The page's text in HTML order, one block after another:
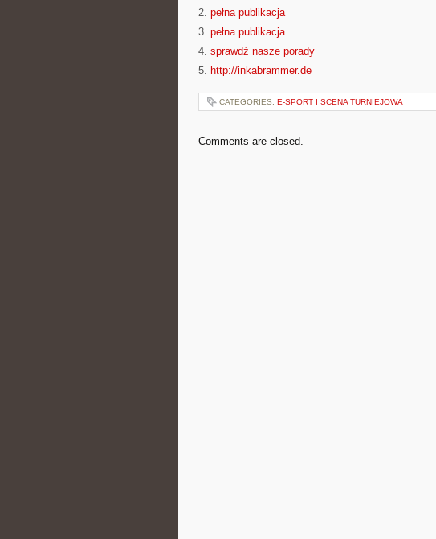
2. pełna publikacja
3. pełna publikacja
4. sprawdź nasze porady
5. http://inkabrammer.de
CATEGORIES: E-SPORT I SCENA TURNIEJOWA
Comments are closed.